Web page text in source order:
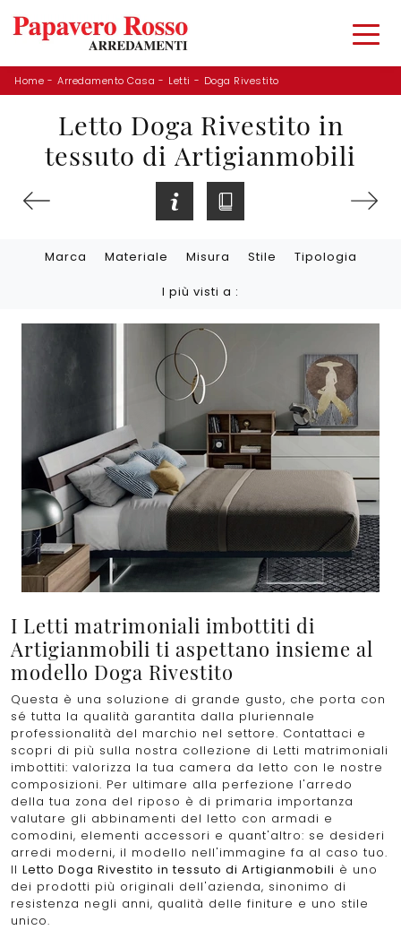
Home - Arredamento Casa - Letti - Doga Rivestito
Letto Doga Rivestito in
tessuto di Artigianmobili
Marca Materiale Misura Stile Tipologia
I più visti a :
I Letti matrimoniali imbottiti di
Artigianmobili ti aspettano insieme al
modello Doga Rivestito
Questa è una soluzione di grande gusto, che porta con
sé tutta la qualità garantita dalla pluriennale
professionalità del marchio nel settore. Contattaci e
scopri di più sulla nostra collezione di Letti matrimoniali
imbottiti: valorizza la tua camera da letto con le nostre
composizioni. Per ultimare alla perfezione l'arredo
della tua zona del riposo è di primaria importanza
valutare gli abbinamenti del letto con armadi e
comodini, elementi accessori e quant'altro: se desideri
arredi moderni, il modello nell'immagine fa al caso tuo.
Il Letto Doga Rivestito in tessuto di Artigianmobili è uno
dei prodotti più originali dell'azienda, sinonimo di
resistenza negli anni, qualità delle finiture e uno stile
unico.